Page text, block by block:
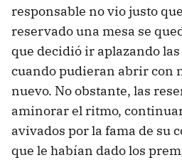
responsable no vio justo
reservado una mesa se
que decidió ir aplazando
cuando pudieran abrir con
nuevo. No obstante, las
aminorar el ritmo,
avivados por la fama de su
que le habían dado los